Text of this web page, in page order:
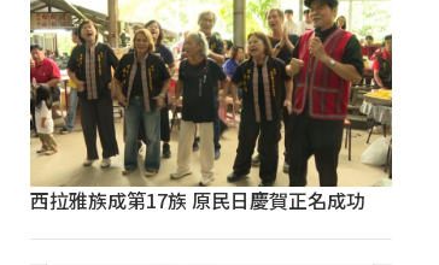
西拉雅族成第17族 原民日慶賀正名成功